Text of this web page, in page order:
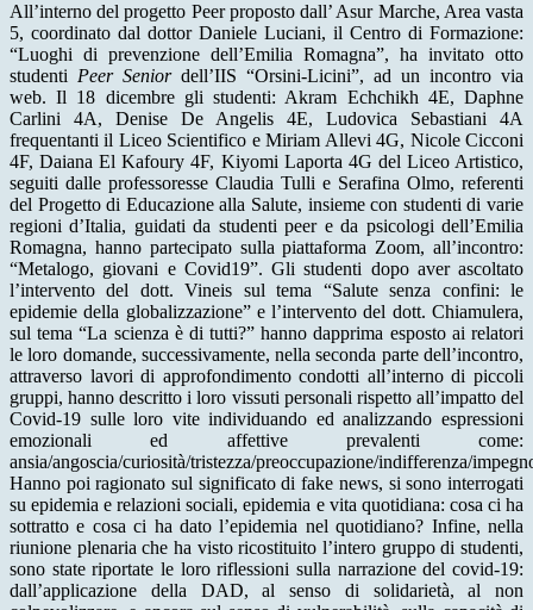
All’interno del progetto Peer proposto dall’ Asur Marche, Area vasta
5, coordinato dal dottor Daniele Luciani, il Centro di Formazione:
“Luoghi di prevenzione dell’Emilia Romagna”, ha invitato otto
studenti Peer Seniordell’IIS “Orsini-Licini”, ad un incontro via
web. Il 18 dicembre gli studenti: Akram Echchikh 4E, Daphne
Carlini 4A, Denise De Angelis 4E, Ludovica Sebastiani 4A
frequentanti il Liceo Scientifico e Miriam Allevi 4G, Nicole Cicconi
4F, Daiana El Kafoury 4F, Kiyomi Laporta 4G del Liceo Artistico,
seguiti dalle professoresse Claudia Tulli e Serafina Olmo, referenti
del Progetto di Educazione alla Salute, insieme con studenti di varie
regioni d’Italia, guidati da studenti peer e da psicologi dell’Emilia
Romagna, hanno partecipato sulla piattaforma Zoom, all’incontro:
“Metalogo, giovani e Covid19”. Gli studenti dopo aver ascoltato
l’intervento del dott. Vineis sul tema “Salute senza confini: le
epidemie della globalizzazione” e l’intervento del dott. Chiamulera,
sul tema “La scienza è di tutti?” hanno dapprima esposto ai relatori
le loro domande, successivamente, nella seconda parte dell’incontro,
attraverso lavori di approfondimento condotti all’interno di piccoli
gruppi, hanno descritto i loro vissuti personali rispetto all’impatto del
Covid-19 sulle loro vite individuando ed analizzando espressioni
emozionali ed affettive prevalenti come:
ansia/angoscia/curiosità/tristezza/preoccupazione/indifferenza/
Hanno poi ragionato sul significato di fake news, si sono interrogati
su epidemia e relazioni sociali, epidemia e vita quotidiana: cosa ci ha
sottratto e cosa ci ha dato l’epidemia nel quotidiano? Infine, nella
riunione plenaria che ha visto ricostituito l’intero gruppo di studenti,
sono state riportate le loro riflessioni sulla narrazione del covid-19:
dall’applicazione della DAD, al senso di solidarietà, al non